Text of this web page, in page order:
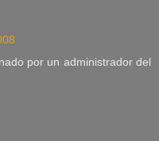
por un administrador del